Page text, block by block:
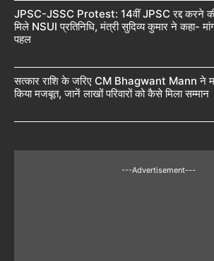
JPSC-JSSC Protest: 14वीं JPSC रद्द करने
मिले NSUI प्रतिनिधि, मंत्री सुदिव्य कुमार ने कहा-
पहल
सत्कार राशि के जरिए CM Bhagwant Mann ने
किया मजबूत, जानें लाखों परिवारों को कैसे मिला सम्मान
---Advertisement---